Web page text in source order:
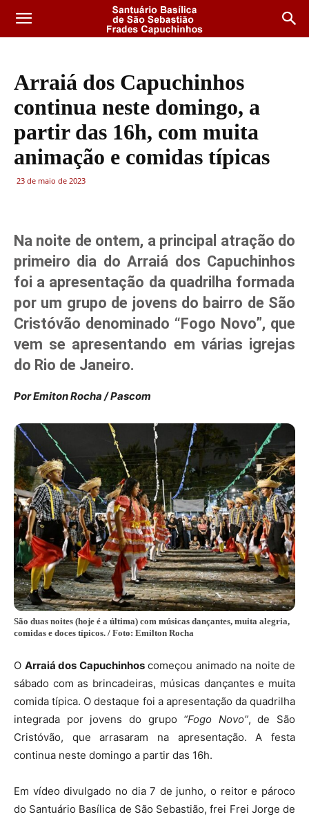
Arraiá dos Capuchinhos
continua neste domingo, a
partir das 16h, com muita
animação e comidas típicas
23 de maio de 2023
Na noite de ontem, a principal atração do
primeiro dia doArraiá dos Capuchinhos
foi a apresentação da quadrilha formada
por um grupo de jovens do bairro de São
Cristóvão denominado “Fogo Novo”, que
vem se apresentando em várias igrejas
do Rio de Janeiro.
Por Emiton Rocha / Pascom
São duas noites (hoje é a última) com músicas dançantes, muita alegria,
comidas e doces típicos. / Foto: Emilton Rocha
O Arraiá dos Capuchinhoscomeçou animado na noite de
sábado com as brincadeiras, músicas dançantes e muita
comida típica. O destaque foi a apresentação da quadrilha
integrada por jovens do grupo “Fogo Novo”, de São
Cristóvão, que arrasaram na apresentação. A festa
continua neste domingo a partir das 16h.
Em vídeo divulgado no dia 7 de junho, o reitor e pároco
do Santuário Basílica de São Sebastião, frei Frei Jorge de